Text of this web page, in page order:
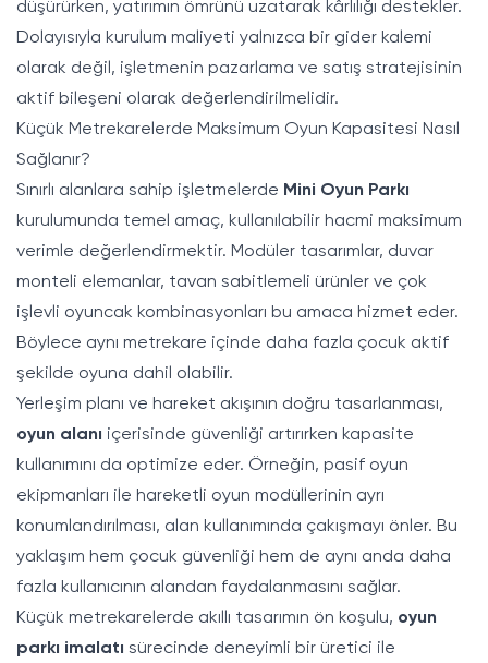
düşürürken, yatırımın ömrünü uzatarak kârlılığı destekler.
Dolayısıyla kurulum maliyeti yalnızca bir gider kalemi
olarak değil, işletmenin pazarlama ve satış stratejisinin
aktif bileşeni olarak değerlendirilmelidir.
Küçük Metrekarelerde Maksimum Oyun Kapasitesi Nasıl
Sağlanır?
Sınırlı alanlara sahip işletmelerde Mini Oyun Parkı
kurulumunda temel amaç, kullanılabilir hacmi maksimum
verimle değerlendirmektir. Modüler tasarımlar, duvar
monteli elemanlar, tavan sabitlemeli ürünler ve çok
işlevli oyuncak kombinasyonları bu amaca hizmet eder.
Böylece aynı metrekare içinde daha fazla çocuk aktif
şekilde oyuna dahil olabilir.
Yerleşim planı ve hareket akışının doğru tasarlanması,
oyun alanı içerisinde güvenliği artırırken kapasite
kullanımını da optimize eder. Örneğin, pasif oyun
ekipmanları ile hareketli oyun modüllerinin ayrı
konumlandırılması, alan kullanımında çakışmayı önler. Bu
yaklaşım hem çocuk güvenliği hem de aynı anda daha
fazla kullanıcının alandan faydalanmasını sağlar.
Küçük metrekarelerde akıllı tasarımın ön koşulu, oyun
parkı imalatı sürecinde deneyimli bir üretici ile